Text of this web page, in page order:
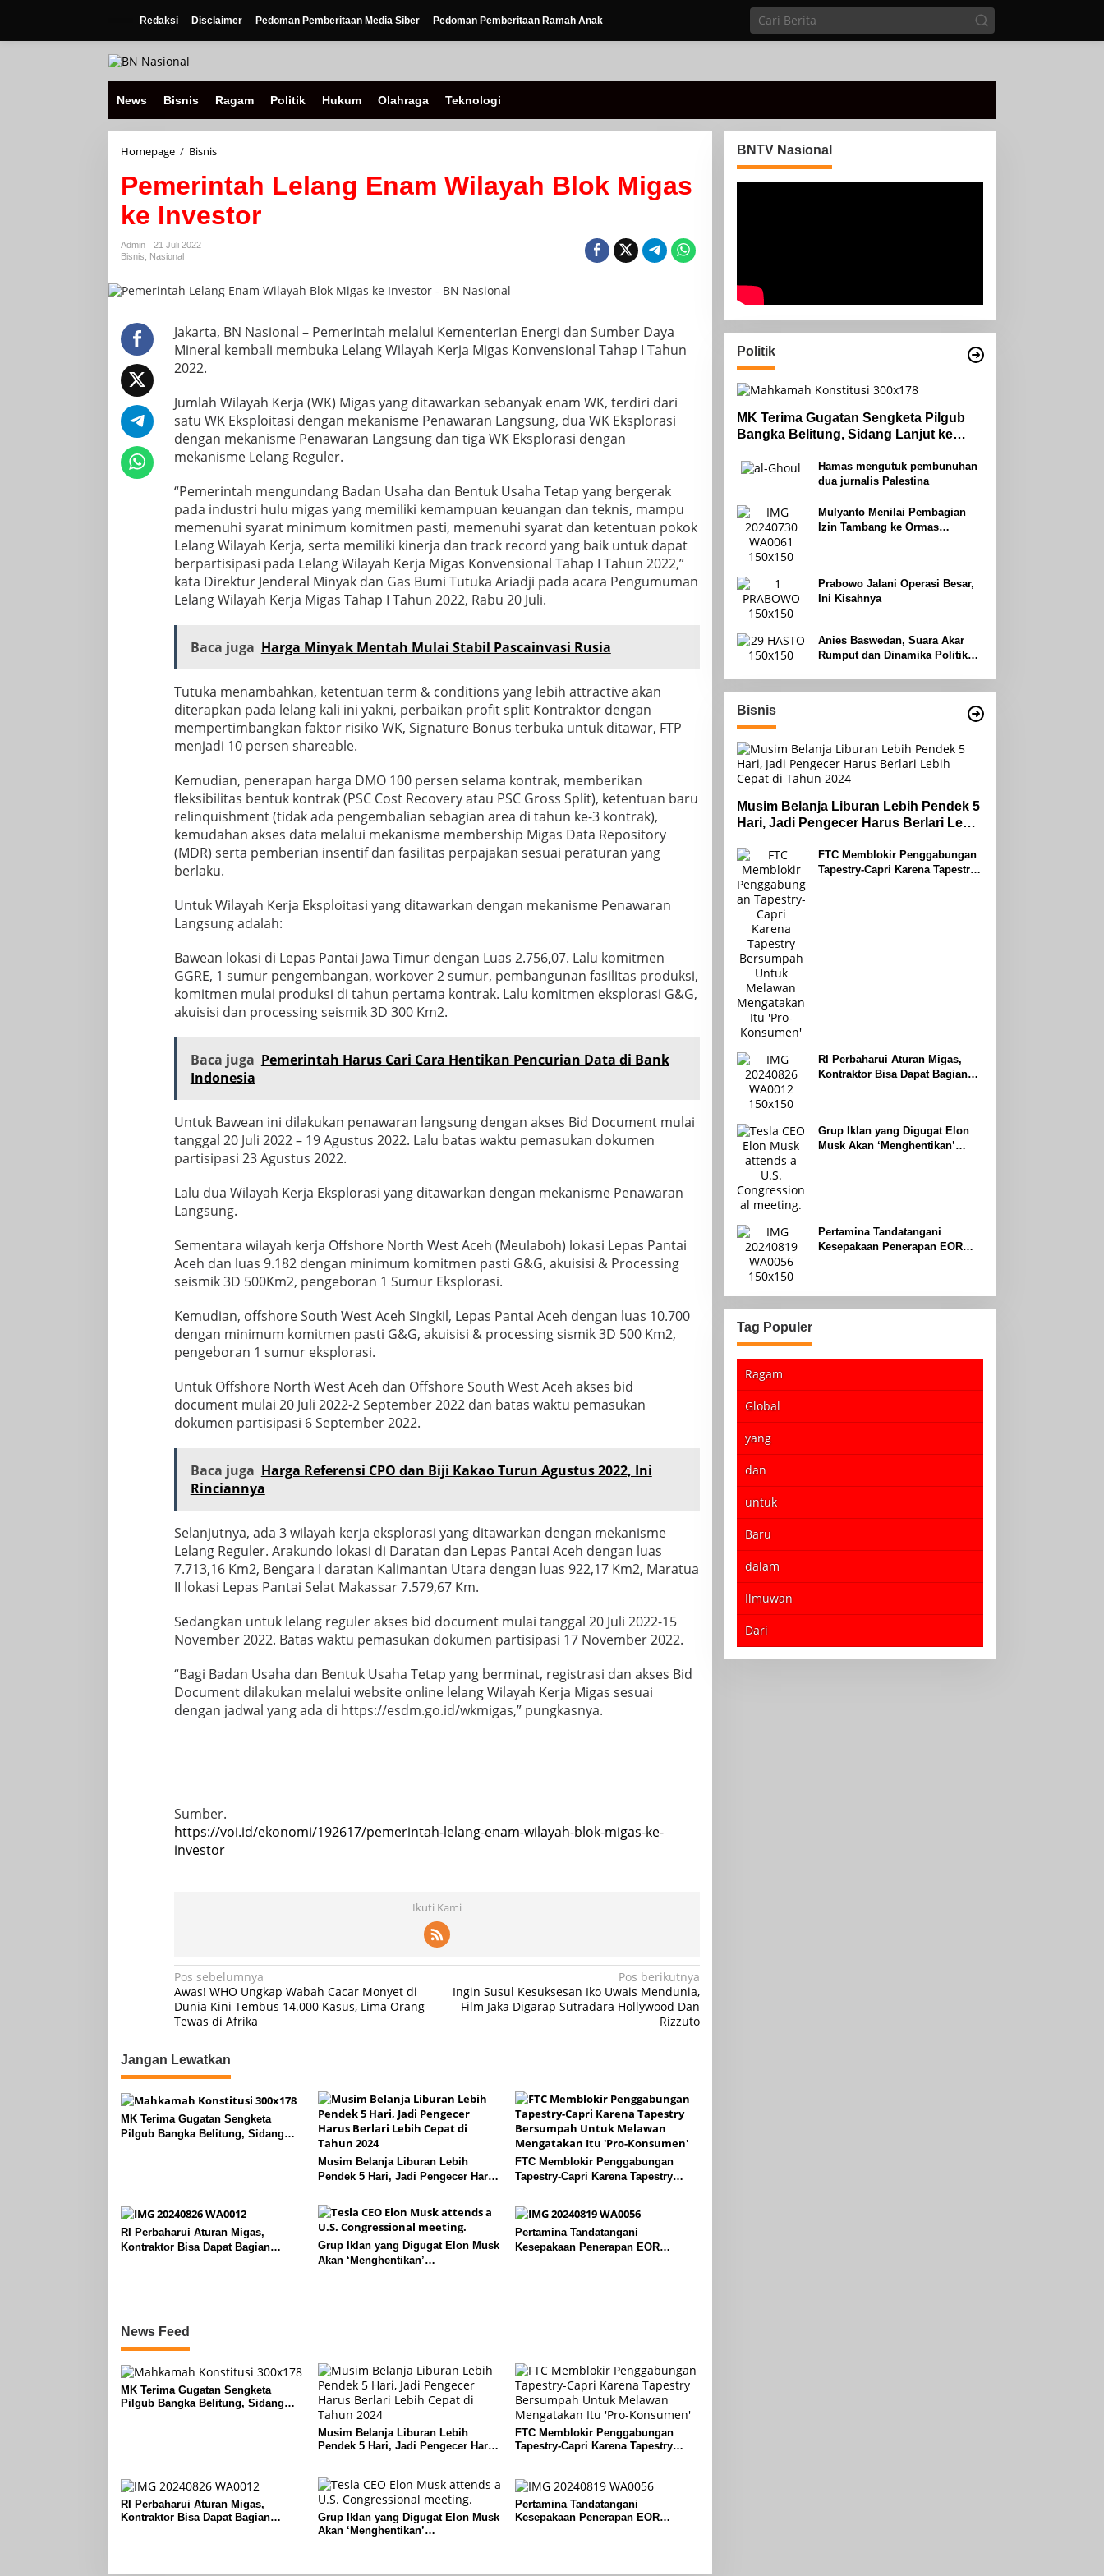
Redaksi Disclaimer Pedoman Pemberitaan Media Siber Pedoman Pemberitaan Ramah Anak
News Bisnis Ragam Politik Hukum Olahraga Teknologi
Homepage / BisnisPemerintah
Enam
Wilayah
Blok
Migas
Pemerintah Lelang Enam Wilayah Blok Migas
ke Investor
Admin
21 Juli 2022
Bisnis
Nasional
Jakarta, BN Nasional – Pemerintah melalui Kementerian Energi dan Sumber Daya
Mineral kembali membuka Lelang Wilayah Kerja Migas Konvensional Tahap I Tahun
2022.
Jumlah Wilayah Kerja (WK) Migas yang ditawarkan sebanyak enam WK, terdiri dari
satu WK Eksploitasi dengan mekanisme Penawaran Langsung, dua WK Eksplorasi
dengan mekanisme Penawaran Langsung dan tiga WK Eksplorasi dengan
mekanisme Lelang Reguler.
“Pemerintah mengundang Badan Usaha dan Bentuk Usaha Tetap yang bergerak
pada industri hulu migas yang memiliki kemampuan keuangan dan teknis, mampu
memenuhi syarat minimum komitmen pasti, memenuhi syarat dan ketentuan pokok
Lelang Wilayah Kerja, serta memiliki kinerja dan track record yang baik untuk dapat
berpartisipasi pada Lelang Wilayah Kerja Migas Konvensional Tahap I Tahun 2022,”
kata Direktur Jenderal Minyak dan Gas Bumi Tutuka Ariadji pada acara Pengumuman
Lelang Wilayah Kerja Migas Tahap I Tahun 2022, Rabu 20 Juli.
Baca juga Harga Minyak Mentah Mulai Stabil Pascainvasi Rusia
Tutuka menambahkan, ketentuan term & conditions yang lebih attractive akan
diterapkan pada lelang kali ini yakni, perbaikan profit split Kontraktor dengan
mempertimbangkan faktor risiko WK, Signature Bonus terbuka untuk ditawar, FTP
menjadi 10 persen shareable.
Kemudian, penerapan harga DMO 100 persen selama kontrak, memberikan
fleksibilitas bentuk kontrak (PSC Cost Recovery atau PSC Gross Split), ketentuan baru
relinquishment (tidak ada pengembalian sebagian area di tahun ke-3 kontrak),
kemudahan akses data melalui mekanisme membership Migas Data Repository
(MDR) serta pemberian insentif dan fasilitas perpajakan sesuai peraturan yang
berlaku.
Untuk Wilayah Kerja Eksploitasi yang ditawarkan dengan mekanisme Penawaran
Langsung adalah:
Bawean lokasi di Lepas Pantai Jawa Timur dengan Luas 2.756,07. Lalu komitmen
GGRE, 1 sumur pengembangan, workover 2 sumur, pembangunan fasilitas produksi,
komitmen mulai produksi di tahun pertama kontrak. Lalu komitmen eksplorasi G&G,
akuisisi dan processing seismik 3D 300 Km2.
Baca juga Pemerintah Harus Cari Cara Hentikan Pencurian Data di Bank
Indonesia
Untuk Bawean ini dilakukan penawaran langsung dengan akses Bid Document mulai
tanggal 20 Juli 2022 – 19 Agustus 2022. Lalu batas waktu pemasukan dokumen
partisipasi 23 Agustus 2022.
Lalu dua Wilayah Kerja Eksplorasi yang ditawarkan dengan mekanisme Penawaran
Langsung.
Sementara wilayah kerja Offshore North West Aceh (Meulaboh) lokasi Lepas Pantai
Aceh dan luas 9.182 dengan minimum komitmen pasti G&G, akuisisi & Processing
seismik 3D 500Km2, pengeboran 1 Sumur Eksplorasi.
Kemudian, offshore South West Aceh Singkil, Lepas Pantai Aceh dengan luas 10.700
dengan minimum komitmen pasti G&G, akuisisi & processing sismik 3D 500 Km2,
pengeboran 1 sumur eksplorasi.
Untuk Offshore North West Aceh dan Offshore South West Aceh akses bid
document mulai 20 Juli 2022-2 September 2022 dan batas waktu pemasukan
dokumen partisipasi 6 September 2022.
Baca juga Harga Referensi CPO dan Biji Kakao Turun Agustus 2022, Ini
Rinciannya
Selanjutnya, ada 3 wilayah kerja eksplorasi yang ditawarkan dengan mekanisme
Lelang Reguler. Arakundo lokasi di Daratan dan Lepas Pantai Aceh dengan luas
7.713,16 Km2, Bengara I daratan Kalimantan Utara dengan luas 922,17 Km2, Maratua
II lokasi Lepas Pantai Selat Makassar 7.579,67 Km.
Sedangkan untuk lelang reguler akses bid document mulai tanggal 20 Juli 2022-15
November 2022. Batas waktu pemasukan dokumen partisipasi 17 November 2022.
“Bagi Badan Usaha dan Bentuk Usaha Tetap yang berminat, registrasi dan akses Bid
Document dilakukan melalui website online lelang Wilayah Kerja Migas sesuai
dengan jadwal yang ada di https://esdm.go.id/wkmigas,” pungkasnya.
Sumber.
https://voi.id/ekonomi/192617/pemerintah-lelang-enam-wilayah-blok-migas-ke-
investor
Ikuti Kami
Navigasi
pos
Pos sebelumnya
Awas! WHO Ungkap Wabah Cacar Monyet di
Dunia Kini Tembus 14.000 Kasus, Lima Orang
Tewas di Afrika
Pos berikutnya
Ingin Susul Kesuksesan Iko Uwais Mendunia,
Film Jaka Digarap Sutradara Hollywood Dan
Rizzuto
Jangan Lewatkan
MK Terima Gugatan Sengketa
Pilgub Bangka Belitung, Sidang
Musim Belanja Liburan Lebih
Pendek 5 Hari, Jadi Pengecer Harus
FTC Memblokir Penggabungan
Tapestry-Capri Karena Tapestry
Mengatakan Itu ‘Pro-Konsumen’
RI Perbaharui Aturan Migas,
Kontraktor Bisa Dapat Bagian
Grup Iklan yang Digugat Elon Musk
Akan ‘Menghentikan’
Pertamina Tandatangani
Kesepakaan Penerapan EOR
News Feed
MK Terima Gugatan Sengketa
Pilgub Bangka Belitung, Sidang
Musim Belanja Liburan Lebih
Pendek 5 Hari, Jadi Pengecer Harus
FTC Memblokir Penggabungan
Tapestry-Capri Karena Tapestry
RI Perbaharui Aturan Migas,
Kontraktor Bisa Dapat Bagian
Grup Iklan yang Digugat Elon Musk
Akan ‘Menghentikan’
Pertamina Tandatangani
Kesepakaan Penerapan EOR
BNTV Nasional
Politik
MK Terima Gugatan Sengketa Pilgub
Bangka Belitung, Sidang Lanjut ke
Hamas mengutuk pembunuhan
dua jurnalis Palestina
Mulyanto Menilai Pembagian
Izin Tambang ke Ormas
Prabowo Jalani Operasi Besar,
Ini Kisahnya
Anies Baswedan, Suara Akar
Rumput dan Dinamika Politik
Bisnis
Musim Belanja Liburan Lebih Pendek 5
Hari, Jadi Pengecer Harus Berlari Lebih
FTC Memblokir Penggabungan
Tapestry-Capri Karena Tapestry
RI Perbaharui Aturan Migas,
Kontraktor Bisa Dapat Bagian
Grup Iklan yang Digugat Elon
Musk Akan ‘Menghentikan’
Pertamina Tandatangani
Kesepakaan Penerapan EOR
Tag Populer
Ragam
Global
yang
dan
untuk
Baru
dalam
Ilmuwan
Dari